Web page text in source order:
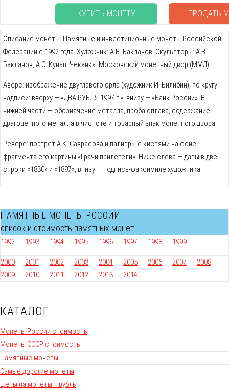
КУПИТЬ МОНЕТУ ПРОДАТЬ
Описание монеты: Памятные и инвестиционные монеты Российской
Федерации с 1992 года. Художник: А.В. Бакланов. Скульпторы: А.В.
Бакланов, А.С. Кунац. Чеканка: Московский монетный двор (ММД).
Аверс: изображение двуглавого орла (художник И. Билибин), по кругу
надписи: вверху — «ДВА РУБЛЯ 1997 г.», внизу — «Банк России». В
нижней части — обозначение металла, проба сплава, содержание
драгоценного металла в чистоте и товарный знак монетного двора.
Реверс: портрет А.К. Саврасова и палитры с кистями на фоне
фрагмента его картины «Грачи прилетели». Ниже слева — даты в две
строки «1830» и «1897», внизу — подпись-факсимиле художника.
ПАМЯТНЫЕ МОНЕТЫ РОССИИ
список и стоимость памятных монет
1992 1993 1994 1995 1996 1997 1998 1999
2000 2001 2002 2003 2004 2005 2006 2007
2008
2009
2010 2011 2012 2013 2014
КАТАЛОГ
Монеты России стоимость
Монеты СССР стоимость
Памятные монеты
Самые дорогие монеты
Цены на монеты 1 рубль